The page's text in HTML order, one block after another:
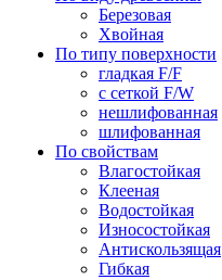
Березовая
Хвойная
По типу поверхности
гладкая F/F
с сеткой F/W
нешлифованная
шлифованная
По свойствам
Влагостойкая
Клееная
Водостойкая
Износостойкая
Антискользящая
Гибкая